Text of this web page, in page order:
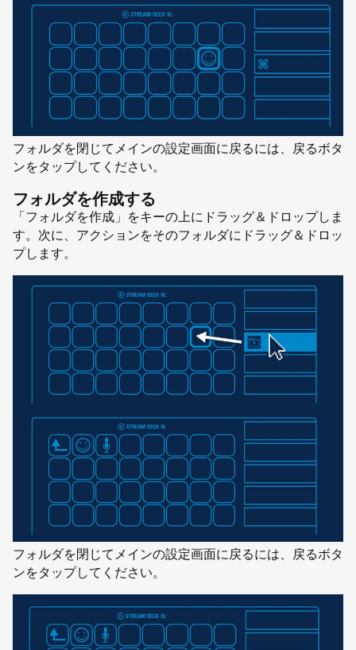
フォルダを閉じてメインの設定画面に戻るには、戻るボタ
ンをタップしてください。
フォルダを作成する
「フォルダを作成」をキーの上にドラッグ＆ドロップしま
す。次に、アクションをそのフォルダにドラッグ＆ドロッ
プします。
フォルダを閉じてメインの設定画面に戻るには、戻るボタ
ンをタップしてください。